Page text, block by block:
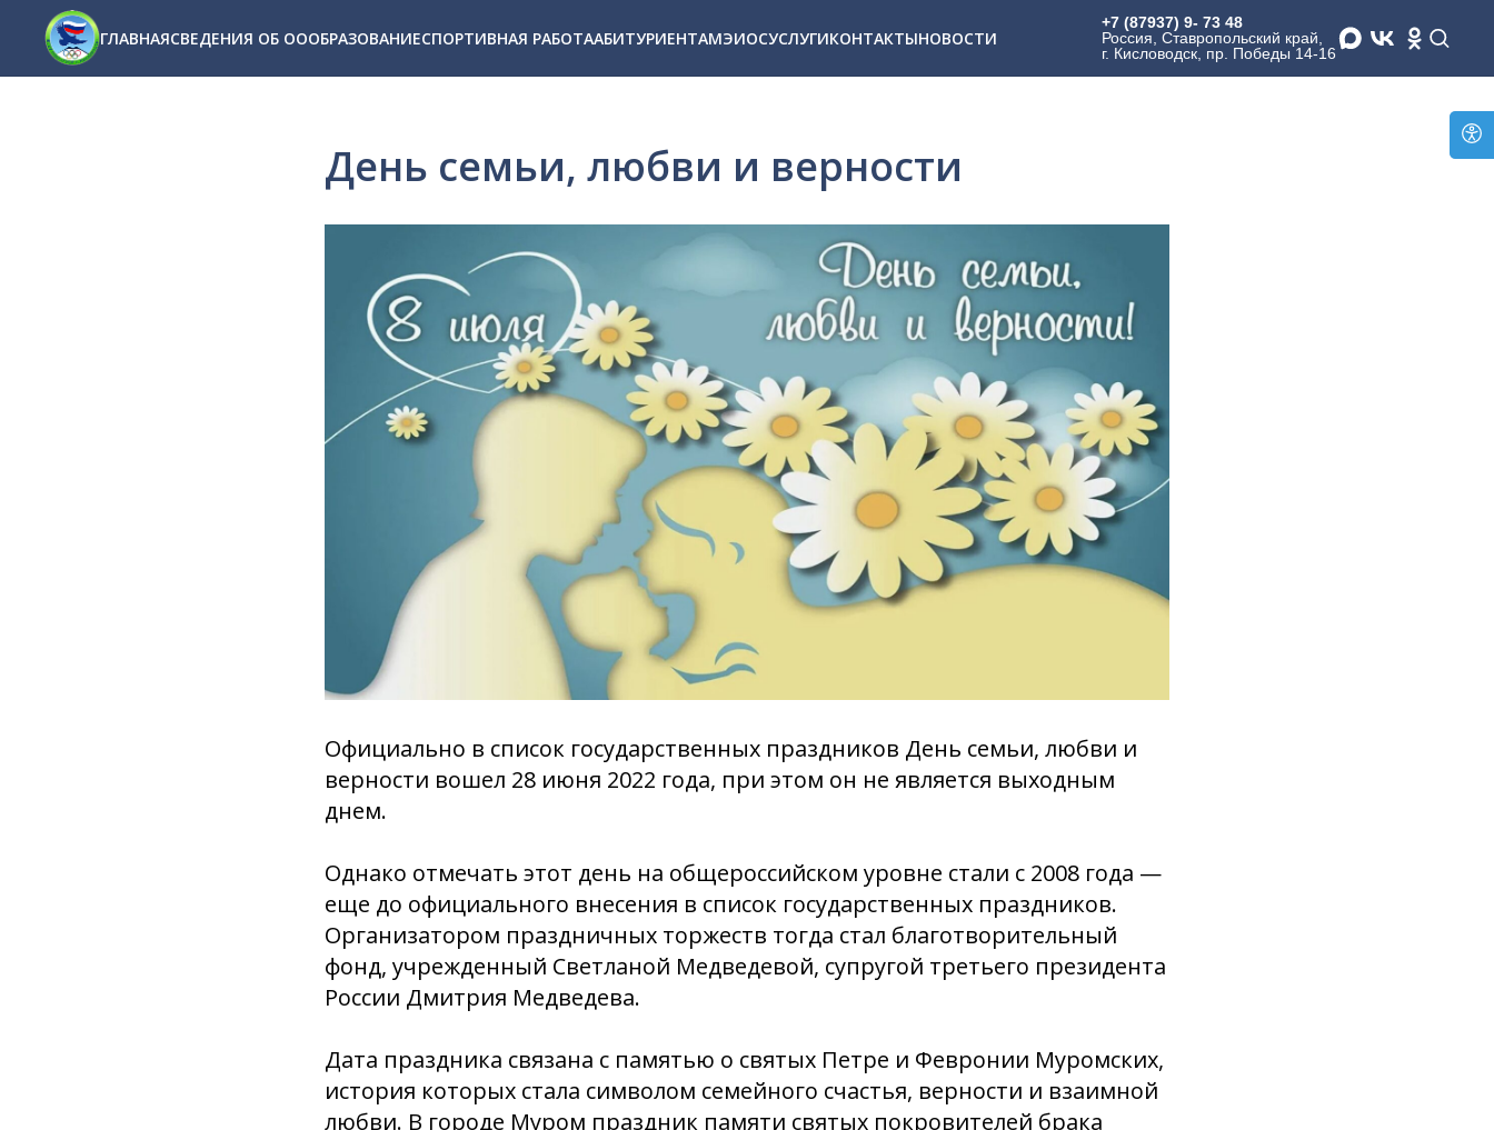
ГЛАВНАЯСВЕДЕНИЯ ОБ ОООБРАЗОВАНИЕСПОРТИВНАЯ РАБОТААБИТУРИЕНТАМЭИОСУСЛУГИКОНТАКТЫНОВОСТИ
+7 (87937) 9- 73 48
Россия, Ставропольский край,
г. Кисловодск, пр. Победы 14-16
День семьи, любви и верности
Официально в список государственных праздников День семьи, любви и
верности вошел 28 июня 2022 года, при этом он не является выходным
днем.
Однако отмечать этот день на общероссийском уровне стали с 2008 года —
еще до официального внесения в список государственных праздников.
Организатором праздничных торжеств тогда стал благотворительный
фонд, учрежденный Светланой Медведевой, супругой третьего президента
России Дмитрия Медведева.
Дата праздника связана с памятью о святых Петре и Февронии Муромских,
история которых стала символом семейного счастья, верности и взаимной
любви. В городе Муром праздник памяти святых покровителей брака